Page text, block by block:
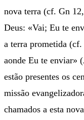
nova terra (cf. Gn
Deus: «Vai; Eu te
a terra prometida
aonde Eu te enviar»
estão presentes os
missão
chamados a esta